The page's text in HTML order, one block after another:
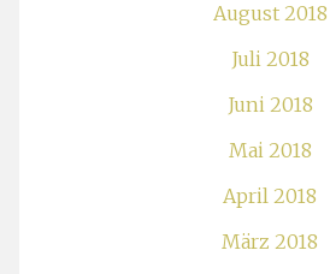
August 2018
Juli 2018
Juni 2018
Mai 2018
April 2018
März 2018